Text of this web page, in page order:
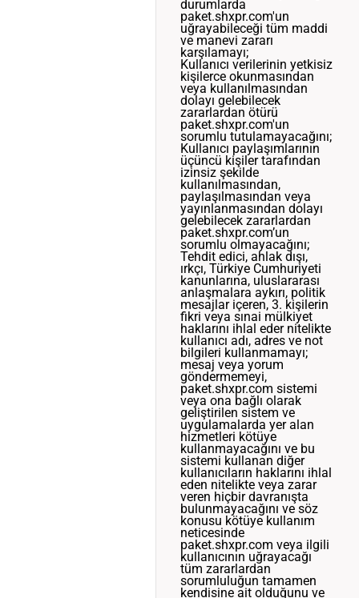
durumlarda
paket.shxpr.com'un
uğrayabileceği tüm maddi
ve manevi zararı
karşılamayı;
Kullanıcı verilerinin yetkisiz
kişilerce okunmasından
veya kullanılmasından
dolayı gelebilecek
zararlardan ötürü
paket.shxpr.com'un
sorumlu tutulamayacağını;
Kullanıcı paylaşımlarının
üçüncü kişiler tarafından
izinsiz şekilde
kullanılmasından,
paylaşılmasından veya
yayınlanmasından dolayı
gelebilecek zararlardan
paket.shxpr.com’un
sorumlu olmayacağını;
Tehdit edici, ahlak dışı,
ırkçı, Türkiye Cumhuriyeti
kanunlarına, uluslararası
anlaşmalara aykırı, politik
mesajlar içeren, 3. kişilerin
fikri veya sınai mülkiyet
haklarını ihlal eder nitelikte
kullanıcı adı, adres ve not
bilgileri kullanmamayı;
mesaj veya yorum
göndermemeyi,
paket.shxpr.com sistemi
veya ona bağlı olarak
geliştirilen sistem ve
uygulamalarda yer alan
hizmetleri kötüye
kullanmayacağını ve bu
sistemi kullanan diğer
kullanıcıların haklarını ihlal
eden nitelikte veya zarar
veren hiçbir davranışta
bulunmayacağını ve söz
konusu kötüye kullanım
neticesinde
paket.shxpr.com veya ilgili
kullanıcının uğrayacağı
tüm zararlardan
sorumluluğun tamamen
kendisine ait olduğunu ve